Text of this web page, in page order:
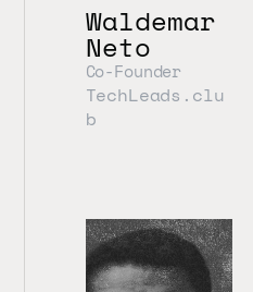
Waldemar
Neto
Co-Founder
TechLeads.clu
b